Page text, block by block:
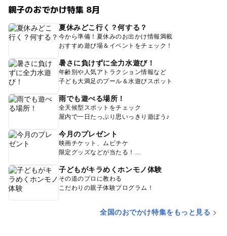
親子のおでかけ特集 8月
夏休みどこ行く？何する？
今から準備！夏休みのお出かけ情報満載
おすすめ遊び場＆イベントをチェック！
暑さに負けずに全力水遊び！
年齢別や人気アトラクション情報など
子ども大満足のプール＆水遊びスポット
雨でも遊べる場所！
全天候型スポットをチェック
屋内で一日たっぷり思いっきり遊ぼう♪
今月のプレゼント
映画チケット、ムビチケ
限定グッズなどが当たる！
子どもがキラめくホンモノ体験
その道のプロに教わる
こだわりの親子体験プログラム！
全国のおでかけ特集をもっと見る